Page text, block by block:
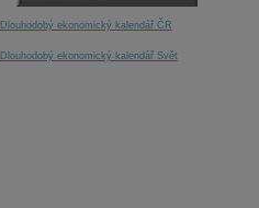
Dlouhodobý ekonomický kalendář ČR
Dlouhodobý ekonomický kalendář Svět